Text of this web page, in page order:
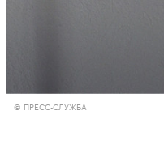
© ПРЕСС-СЛУЖБА